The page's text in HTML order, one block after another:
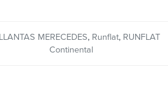
LLANTAS MERECEDES, Runflat, RUNFLAT
Continental